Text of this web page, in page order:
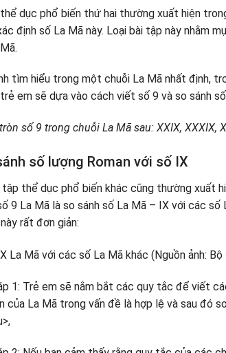
dục phổ biến thứ hai thường xuất hiện
định số La Mã này. Loại bài tập này nhằm
tìm hiểu trong một chuỗi La Mã nhất định,
trẻ em sẽ dựa vào cách viết số 9 và so sánh
số 9 trong chuỗi La Mã sau: XXIX, XXXIX,
số lượng Roman với số IX
thể dục phổ biến khác cũng thường xuất
9 La Mã là so sánh số La Mã – IX với các
rất đơn giản:
1: Trẻ em sẽ nắm bắt các quy tắc để viết
của La Mã trong vấn đề là hợp lệ và sau đó